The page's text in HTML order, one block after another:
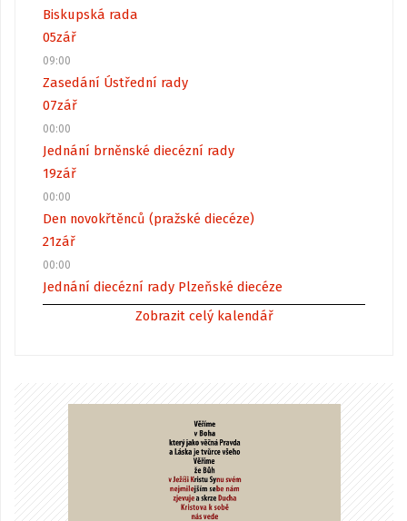
Biskupská rada
05zář
09:00
Zasedání Ústřední rady
07zář
00:00
Jednání brněnské diecézní rady
19zář
00:00
Den novokřtěnců (pražské diecéze)
21zář
00:00
Jednání diecézní rady Plzeňské diecéze
Zobrazit celý kalendář